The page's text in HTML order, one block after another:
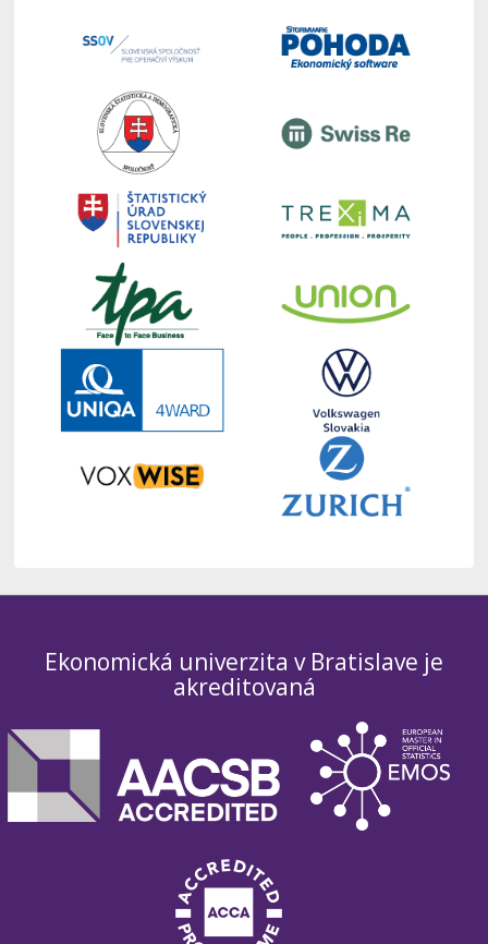
Ekonomická univerzita v Bratislave je
akreditovaná